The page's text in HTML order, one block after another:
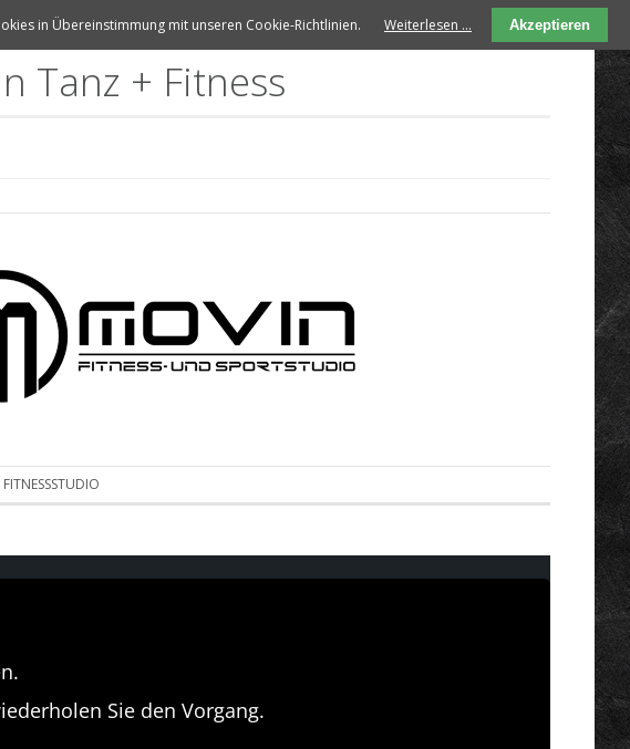
Tanz + Fitness
in Übereinstimmung mit unseren Cookie-Richtlinien. Weiterlesen … Akzeptieren